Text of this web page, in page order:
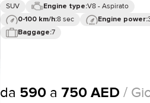
SUV Engine type:V8 - Aspirato
0-100 km/h:8 sec Engine power:
Baggage:7
da 590 a 750 AED /